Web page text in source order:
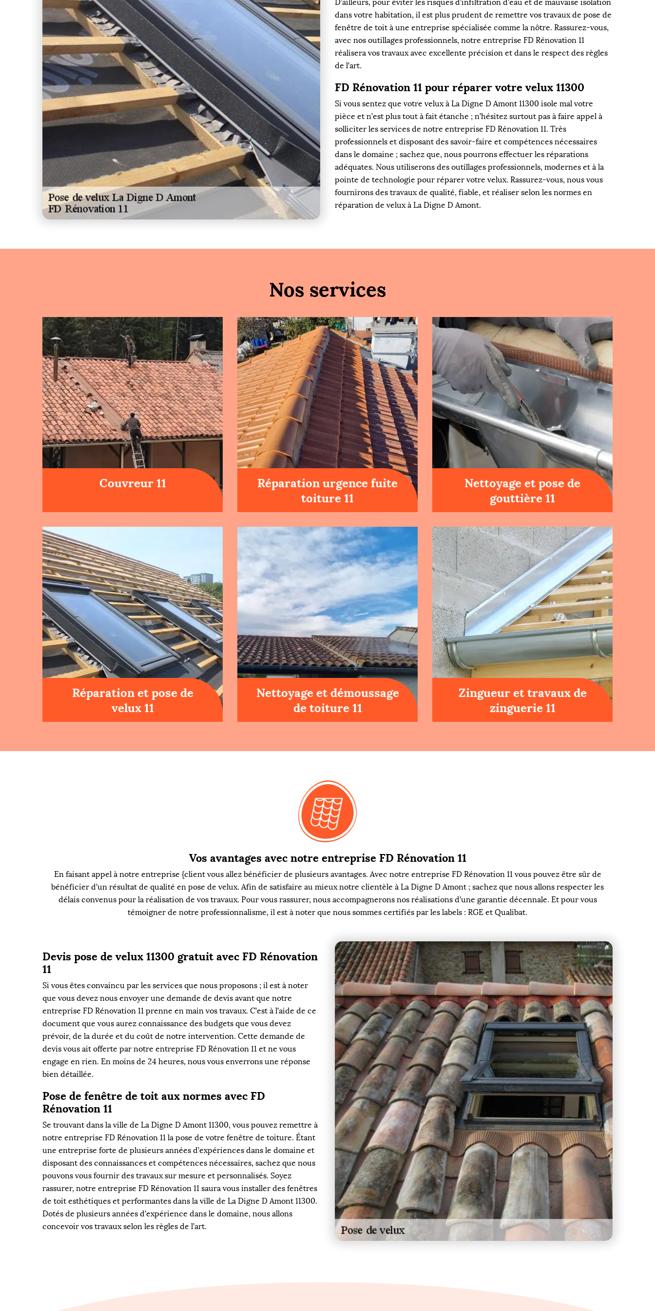
D’ailleurs, pour éviter les risques d’infiltration d’eau et de mauvaise isolation
dans votre habitation, il est plus prudent de remettre vos travaux de pose de
fenêtre de toit à une entreprise spécialisée comme la nôtre. Rassurez-vous,
avec nos outillages professionnels, notre entreprise FD Rénovation 11
réalisera vos travaux avec excellente précision et dans le respect des règles
de l’art.
FD Rénovation 11 pour réparer votre velux 11300
Si vous sentez que votre velux à La Digne D Amont 11300 isole mal votre
pièce et n’est plus tout à fait étanche ; n’hésitez surtout pas à faire appel à
solliciter les services de notre entreprise FD Rénovation 11. Très
professionnels et disposant des savoir-faire et compétences nécessaires
dans le domaine ; sachez que, nous pourrons effectuer les réparations
adéquates. Nous utiliserons des outillages professionnels, modernes et à la
pointe de technologie pour réparer votre velux. Rassurez-vous, nous vous
fournirons des travaux de qualité, fiable, et réaliser selon les normes en
réparation de velux à La Digne D Amont.
Nos services
Couvreur 11
Réparation urgence fuite
toiture 11
Nettoyage et pose de
gouttière 11
Réparation et pose de
velux 11
Nettoyage et démoussage
de toiture 11
Zingueur et travaux de
zinguerie 11
Vos avantages avec notre entreprise FD Rénovation 11
En faisant appel à notre entreprise {client vous allez bénéficier de plusieurs avantages. Avec notre entreprise FD Rénovation 11 vous pouvez être sûr de
bénéficier d’un résultat de qualité en pose de velux. Afin de satisfaire au mieux notre clientèle à La Digne D Amont ; sachez que nous allons respecter les
délais convenus pour la réalisation de vos travaux. Pour vous rassurer, nous accompagnerons nos réalisations d’une garantie décennale. Et pour vous
témoigner de notre professionnalisme, il est à noter que nous sommes certifiés par les labels : RGE et Qualibat.
Devis pose de velux 11300 gratuit avec FD Rénovation
11
Si vous êtes convaincu par les services que nous proposons ; il est à noter
que vous devez nous envoyer une demande de devis avant que notre
entreprise FD Rénovation 11 prenne en main vos travaux. C’est à l’aide de ce
document que vous aurez connaissance des budgets que vous devez
prévoir, de la durée et du coût de notre intervention. Cette demande de
devis vous ait offerte par notre entreprise FD Rénovation 11 et ne vous
engage en rien. En moins de 24 heures, nous vous enverrons une réponse
bien détaillée.
Pose de fenêtre de toit aux normes avec FD
Rénovation 11
Se trouvant dans la ville de La Digne D Amont 11300, vous pouvez remettre à
notre entreprise FD Rénovation 11 la pose de votre fenêtre de toiture. Étant
une entreprise forte de plusieurs années d’expériences dans le domaine et
disposant des connaissances et compétences nécessaires, sachez que nous
pouvons vous fournir des travaux sur mesure et personnalisés. Soyez
rassurer, notre entreprise FD Rénovation 11 saura vous installer des fenêtres
de toit esthétiques et performantes dans la ville de La Digne D Amont 11300.
Dotés de plusieurs années d’expérience dans le domaine, nous allons
concevoir vos travaux selon les règles de l’art.